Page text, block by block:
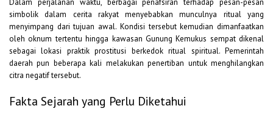
Dalam perjalanan waktu, berbagai penafsiran terhadap pesan-pesan
simbolik dalam cerita rakyat menyebabkan munculnya ritual yang
menyimpang dari tujuan awal. Kondisi tersebut kemudian dimanfaatkan
oleh oknum tertentu hingga kawasan Gunung Kemukus sempat dikenal
sebagai lokasi praktik prostitusi berkedok ritual spiritual. Pemerintah
daerah pun beberapa kali melakukan penertiban untuk menghilangkan
citra negatif tersebut.
Fakta Sejarah yang Perlu Diketahui